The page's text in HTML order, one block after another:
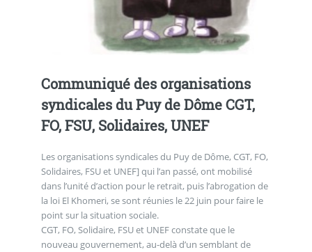
Communiqué des organisations
syndicales du Puy de Dôme CGT,
FO, FSU, Solidaires, UNEF
Les organisations syndicales du Puy de Dôme, CGT, FO,
Solidaires, FSU et UNEF] qui l’an passé, ont mobilisé
dans l’unité d’action pour le retrait, puis l’abrogation de
la loi El Khomeri, se sont réunies le 22 juin pour faire le
point sur la situation sociale.
CGT, FO, Solidaire, FSU et UNEF constate que le
nouveau gouvernement, au-delà d’un semblant de